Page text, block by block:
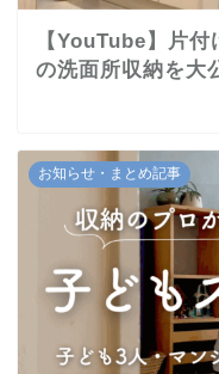
【YouTube】片
の洗面所収納を大
お知らせ・まとめ記事